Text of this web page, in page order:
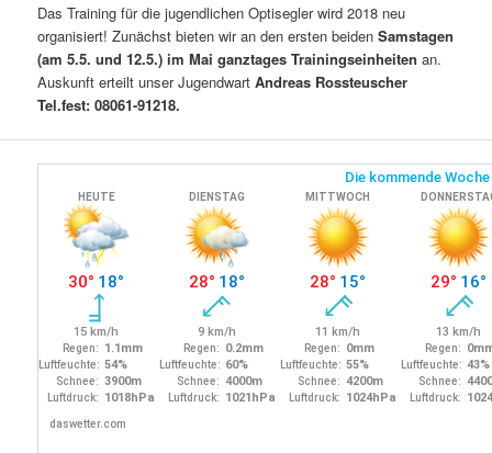
Das Training für die jugendlichen Optisegler wird 2018 neu
organisiert! Zunächst bieten wir an den ersten beidenSamstagen
(am 5.5. und 12.5.) im Mai ganztages Trainingseinheiten an.
Auskunft erteilt unser JugendwartAndreas Rossteuscher
Tel.fest: 08061-91218.